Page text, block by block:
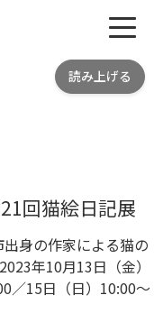
振興財団
読み上げる
回猫絵日記展
身の作家による猫の
年10月13日（金）
／15日（日）10:00～